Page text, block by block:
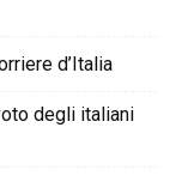
d’Italia
degli italiani